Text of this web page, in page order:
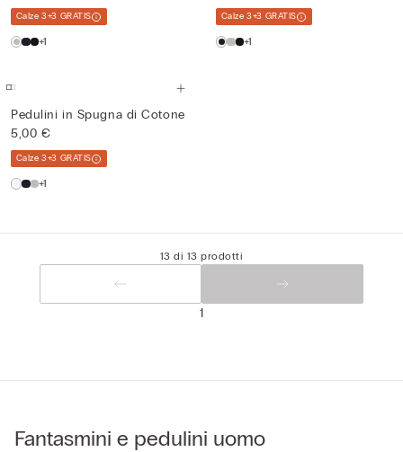
Calze 3+3 GRATIS
+1
Calze 3+3 GRATIS
+1
Pedulini in Spugna di Cotone
5,00 €
Calze 3+3 GRATIS
+1
13 di 13 prodotti
1
Fantasmini e pedulini uomo